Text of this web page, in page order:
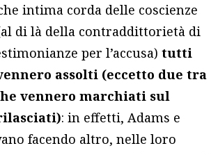
intima corda delle coscienze
di là della contraddittorietà di
per l’accusa)tutti
assolti (eccetto due tra
vennero marchiati sul
: in effetti, Adams e
facendo altro, nelle loro